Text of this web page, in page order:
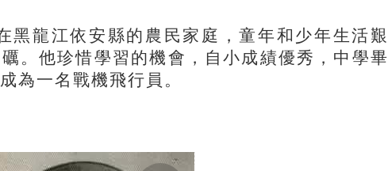
江依安縣的農民家庭，童年和少年生活艱
。他珍惜學習的機會，自小成績優秀，中學畢
為一名戰機飛行員。